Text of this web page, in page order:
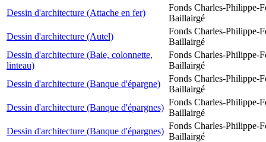
Dessin d'architecture (Attache en fer)
Fonds Charles-Philippe-
Baillairgé
Dessin d'architecture (Autel)
Fonds Charles-Philippe-
Baillairgé
Dessin d'architecture (Baie, colonnette,
linteau)
Fonds Charles-Philippe-
Baillairgé
Dessin d'architecture (Banque d'épargne)
Fonds Charles-Philippe-
Baillairgé
Dessin d'architecture (Banque d'épargnes)
Fonds Charles-Philippe-
Baillairgé
Dessin d'architecture (Banque d'épargnes)
Fonds Charles-Philippe-
Baillairgé